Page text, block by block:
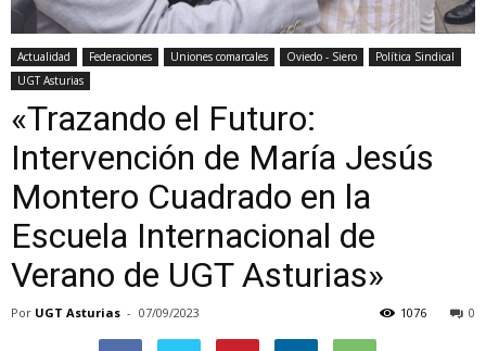
Actualidad Federaciones Uniones comarcales Oviedo - Siero
Política Sindical
UGT Asturias
«Trazando el Futuro:
Intervención de María Jesús
Montero Cuadrado en la
Escuela Internacional de
Verano de UGT Asturias»
Por UGT Asturias - 07/09/2023 0
1076